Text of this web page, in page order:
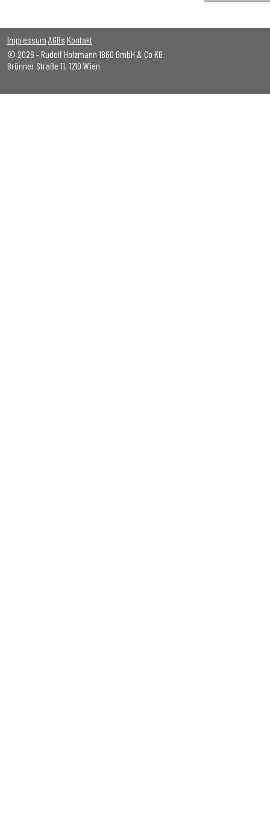
Impressum AGBs Kontakt
© 2026 - Rudolf Holzmann 1860 GmbH & Co KG
Brünner Straße 11, 1210 Wien